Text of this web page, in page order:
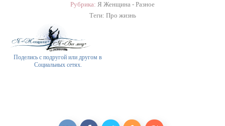
Рубрика: Я Женщина - Разное
Теги: Про жизнь
Поделись с подругой или другом в
Социальных сетях.